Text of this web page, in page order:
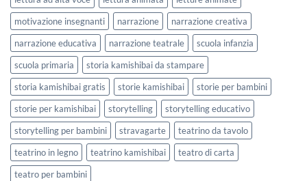
motivazione insegnanti
narrazione
narrazione creativa
narrazione educativa
narrazione teatrale
scuola infanzia
scuola primaria
storia kamishibai da stampare
storia kamishibai gratis
storie kamishibai
storie per bambini
storie per kamishibai
storytelling
storytelling educativo
storytelling per bambini
stravagarte
teatrino da tavolo
teatrino in legno
teatrino kamishibai
teatro di carta
teatro per bambini